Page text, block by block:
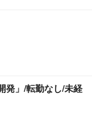
発」/転勤なし/未経